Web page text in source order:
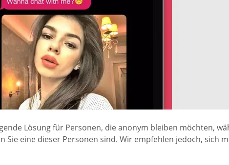
Lösung für Personen, die anonym bleiben möchten,
eine dieser Personen sind. Wir empfehlen jedoch, sich